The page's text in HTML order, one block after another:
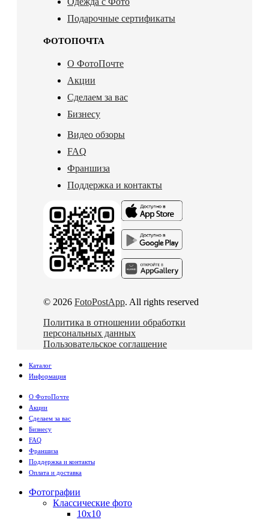
Подарочные сертификаты
ФОТОПОЧТА
О ФотоПочте
Акции
Сделаем за вас
Бизнесу
Видео обзоры
FAQ
Франшиза
Поддержка и контакты
© 2026 FotoPostApp. All rights reserved
Политика в отношении обработки
персональных данных
Пользовательское соглашение
Каталог
Информация
О ФотоПочте
Акции
Сделаем за вас
Бизнесу
FAQ
Франшиза
Поддержка и контакты
Оплата и доставка
Фотографии
Классические фото
10х10